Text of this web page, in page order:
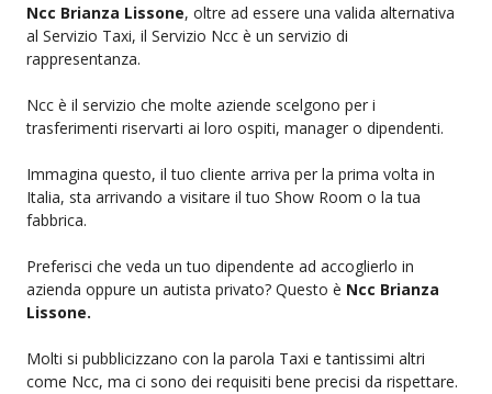
Ncc Brianza Lissone, oltre ad essere una valida alternativa
al Servizio Taxi, il Servizio Ncc è un servizio di
rappresentanza.
Ncc è il servizio che molte aziende scelgono per i
trasferimenti riservarti ai loro ospiti, manager o dipendenti.
Immagina questo, il tuo cliente arriva per la prima volta in
Italia, sta arrivando a visitare il tuo Show Room o la tua
fabbrica.
Preferisci che veda un tuo dipendente ad accoglierlo in
azienda oppure un autista privato? Questo è Ncc Brianza
Lissone.
Molti si pubblicizzano con la parola Taxi e tantissimi altri
come Ncc, ma ci sono dei requisiti bene precisi da rispettare.